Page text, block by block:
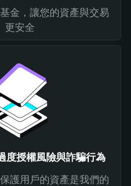
金，讓您的資產與交易
更安全
度授權風險與詐騙行為
護用戶的資產是我們的